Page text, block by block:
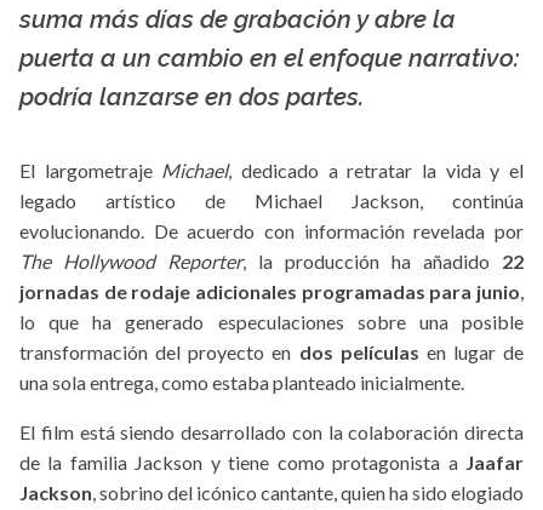
La X mas música
suma más días de grabación y abre la
puerta a un cambio en el enfoque narrativo:
podría lanzarse en dos partes.
El largometraje Michael, dedicado a retratar la vida y el
legado artístico de Michael Jackson, continúa
evolucionando. De acuerdo con información revelada por
The Hollywood Reporter, la producción ha añadido 22
jornadas de rodaje adicionales programadas para junio,
lo que ha generado especulaciones sobre una posible
transformación del proyecto en dos películas en lugar de
una sola entrega, como estaba planteado inicialmente.
El film está siendo desarrollado con la colaboración directa
de la familia Jackson y tiene como protagonista a Jaafar
Jackson, sobrino del icónico cantante, quien ha sido elogiado